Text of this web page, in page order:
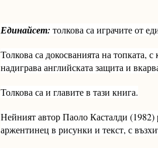
Единайсет: толкова са играчите от
Толкова са докосванията на
надиграва английската защита и
Толкова са и главите в тази книга.
Нейният автор Паоло Касталди (1982)
аржентинец в рисунки и текст, с